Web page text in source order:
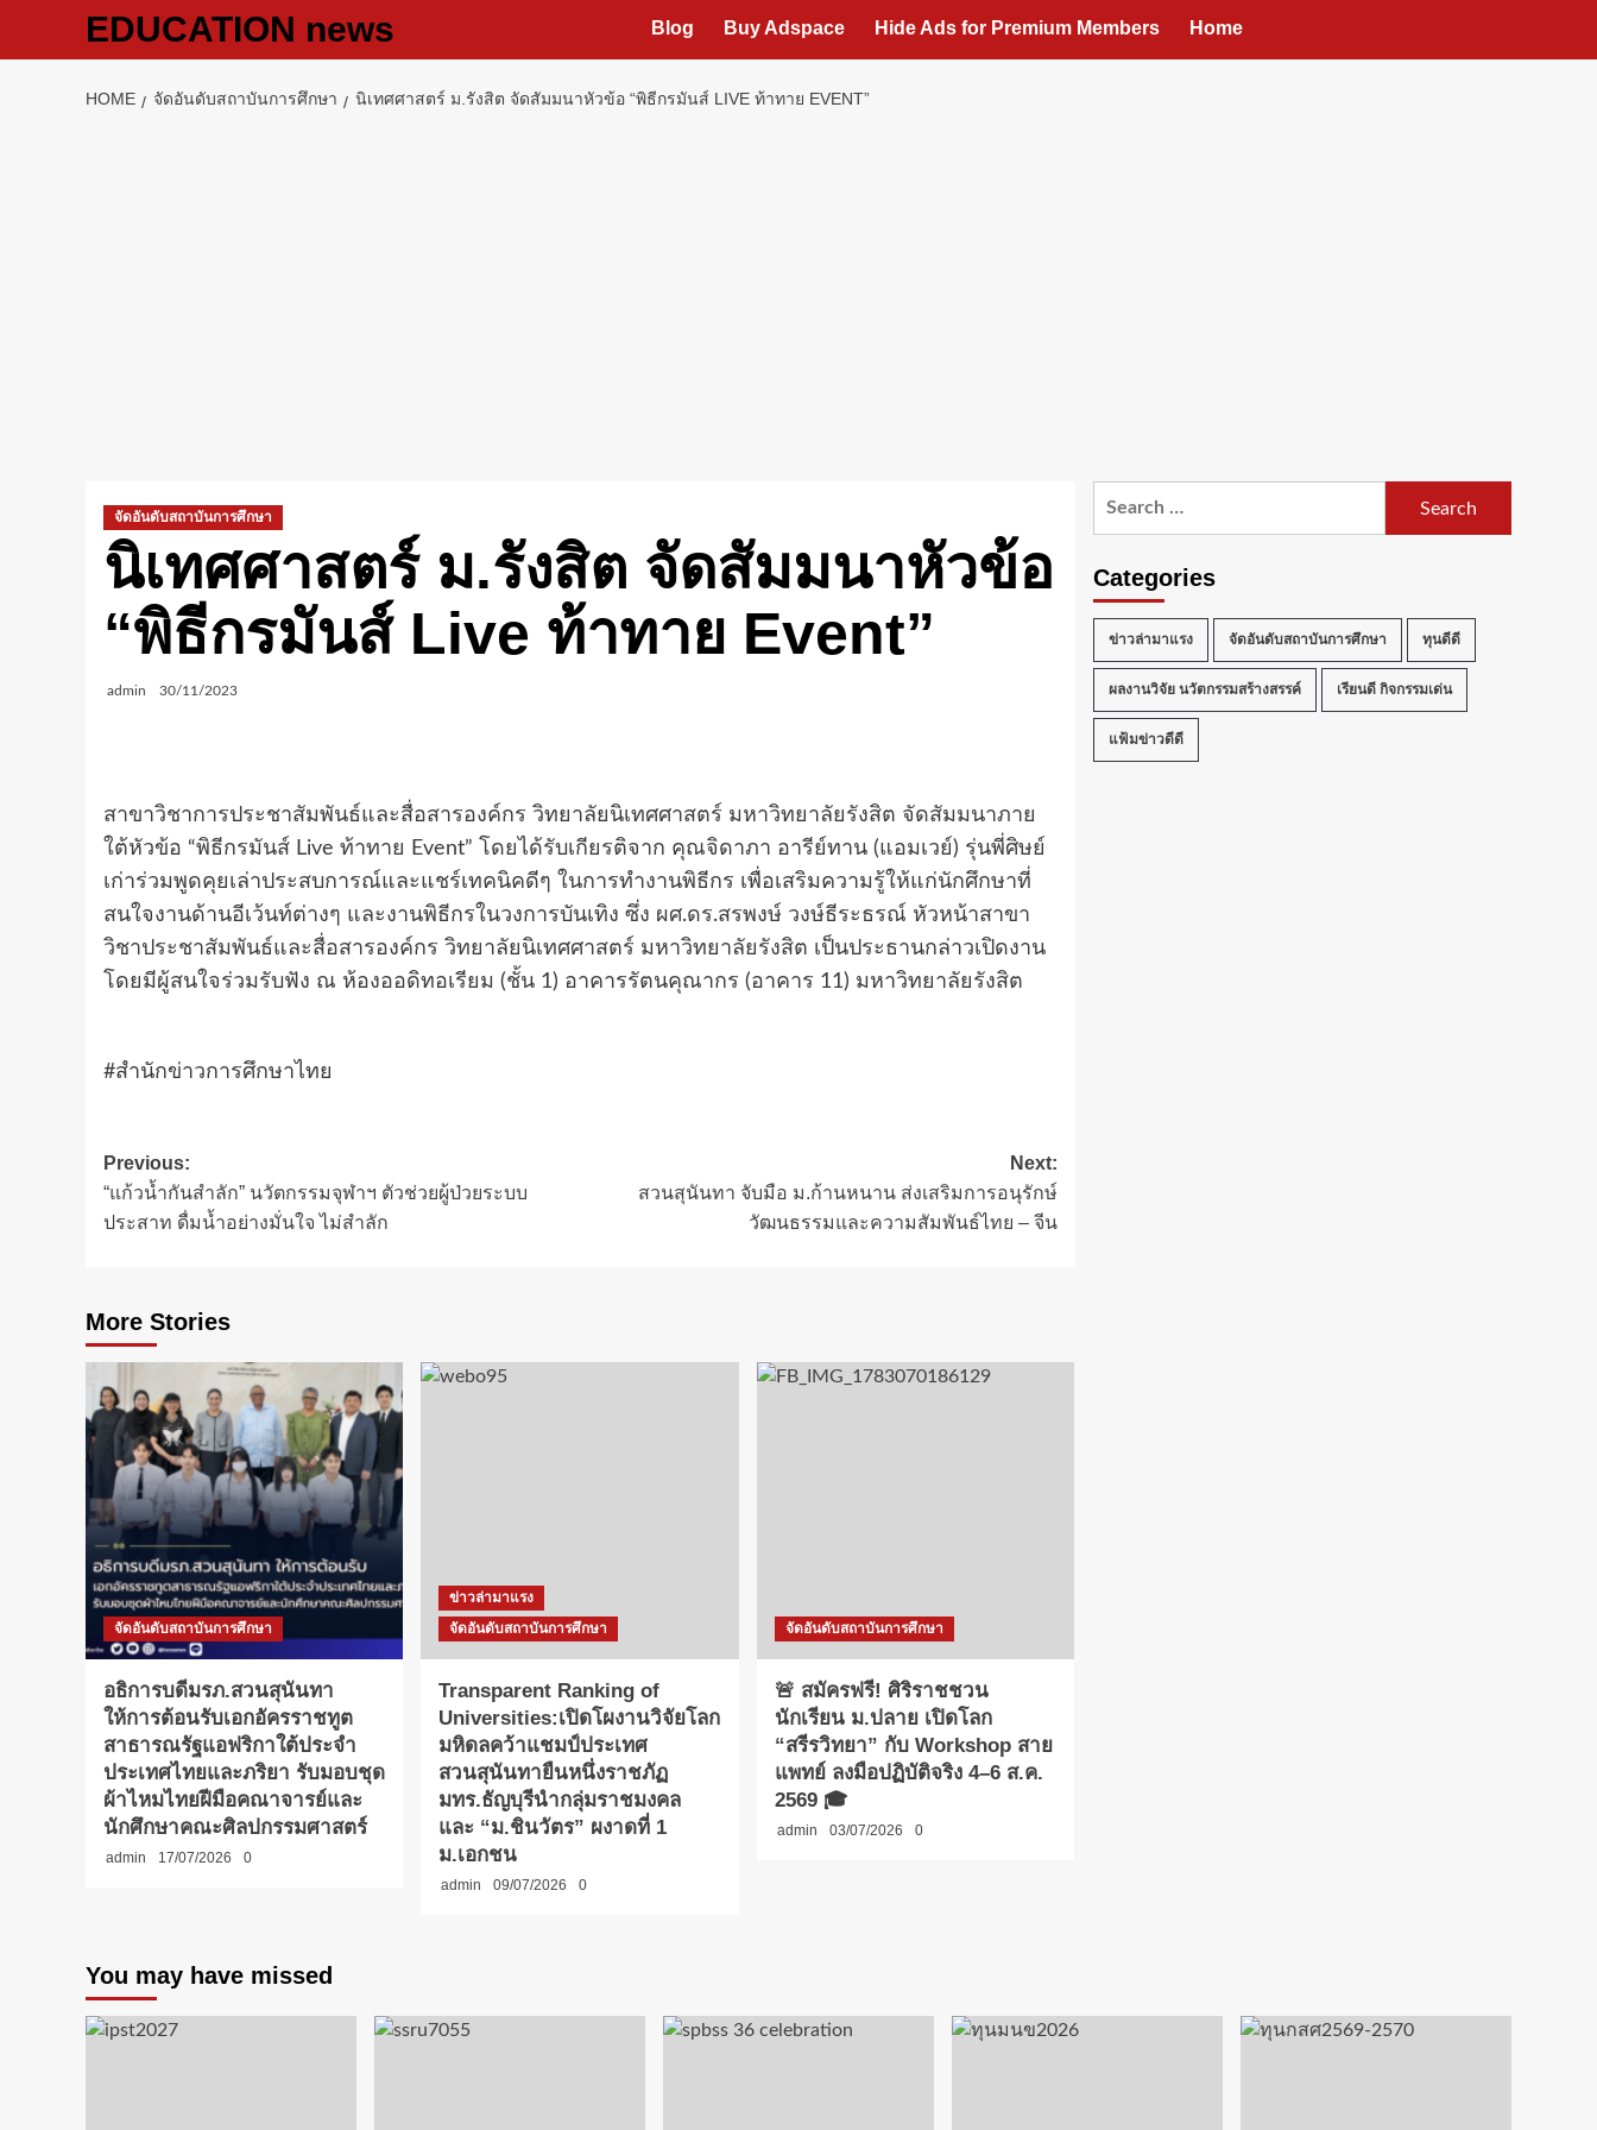
EDUCATION news Blog Buy Adspace Hide Ads for Premium Members Home
HOME จัดอันดับสถาบันการศึกษา นิเทศศาสตร์ ม.รังสิต จัดสัมมนาหัวข้อ “พิธีกรมันส์ LIVE ท้าทาย EVENT”
จัดอันดับสถาบันการศึกษา
นิเทศศาสตร์ ม.รังสิต จัดสัมมนาหัวข้อ
“พิธีกรมันส์ Live ท้าทาย Event”
admin 30/11/2023
สาขาวิชาการประชาสัมพันธ์และสื่อสารองค์กร วิทยาลัยนิเทศศาสตร์ มหาวิทยาลัยรังสิต จัดสัมมนาภาย
ใต้หัวข้อ “พิธีกรมันส์ Live ท้าทาย Event” โดยได้รับเกียรติจาก คุณจิดาภา อารีย์ทาน (แอมเวย์) รุ่นพี่ศิษย์
เก่าร่วมพูดคุยเล่าประสบการณ์และแชร์เทคนิคดีๆ ในการทำงานพิธีกร เพื่อเสริมความรู้ให้แก่นักศึกษาที่
สนใจงานด้านอีเว้นท์ต่างๆ และงานพิธีกรในวงการบันเทิง ซึ่ง ผศ.ดร.สรพงษ์ วงษ์ธีระธรณ์ หัวหน้าสาขา
วิชาประชาสัมพันธ์และสื่อสารองค์กร วิทยาลัยนิเทศศาสตร์ มหาวิทยาลัยรังสิต เป็นประธานกล่าวเปิดงาน
โดยมีผู้สนใจร่วมรับฟัง ณ ห้องออดิทอเรียม (ชั้น 1) อาคารรัตนคุณากร (อาคาร 11) มหาวิทยาลัยรังสิต
#สำนักข่าวการศึกษาไทย
Post
navigation
Previous:
“แก้วน้ำกันสำลัก” นวัตกรรมจุฬาฯ ตัวช่วยผู้ป่วยระบบ
ประสาท ดื่มน้ำอย่างมั่นใจ ไม่สำลัก
Next:
สวนสุนันทา จับมือ ม.ก้านหนาน ส่งเสริมการอนุรักษ์
วัฒนธรรมและความสัมพันธ์ไทย – จีน
More Stories
จัดอันดับสถาบันการศึกษา
อธิการบดีมรภ.สวนสุนันทา
ให้การต้อนรับเอกอัครราชทูต
สาธารณรัฐแอฟริกาใต้ประจำ
ประเทศไทยและภริยา รับมอบชุด
ผ้าไหมไทยฝีมือคณาจารย์และ
นักศึกษาคณะศิลปกรรมศาสตร์
admin 17/07/2026 0
ข่าวล่ามาแรง
จัดอันดับสถาบันการศึกษา
Transparent Ranking of
Universities:เปิดโผงานวิจัยโลก
มหิดลคว้าแชมป์ประเทศ
สวนสุนันทายืนหนึ่งราชภัฏ
มทร.ธัญบุรีนำกลุ่มราชมงคล
และ “ม.ชินวัตร” ผงาดที่ 1
ม.เอกชน
admin 09/07/2026 0
จัดอันดับสถาบันการศึกษา
🚨 สมัครฟรี! ศิริราชชวน
นักเรียน ม.ปลาย เปิดโลก
“สรีรวิทยา” กับ Workshop สาย
แพทย์ ลงมือปฏิบัติจริง 4–6 ส.ค.
2569 🎓
admin 03/07/2026 0
Categories
ข่าวล่ามาแรง จัดอันดับสถาบันการศึกษา ทุนดีดี
ผลงานวิจัย นวัตกรรมสร้างสรรค์ เรียนดี กิจกรรมเด่น
แฟ้มข่าวดีดี
You may have missed